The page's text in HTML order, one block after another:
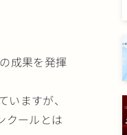
成果を発揮
ますが、
クールとは